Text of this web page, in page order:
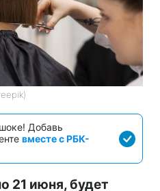
Добавь
вместе с РБК-
21 июня, будет